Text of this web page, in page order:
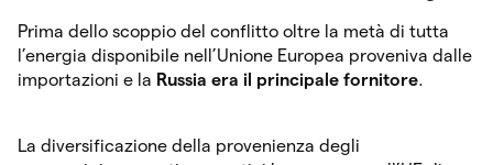
Prima dello scoppio del conflitto oltre la metà di tutta
l’energia disponibile nell’Unione Europea proveniva dalle
importazioni e la Russia era il principale fornitore.
La diversificazione della provenienza degli